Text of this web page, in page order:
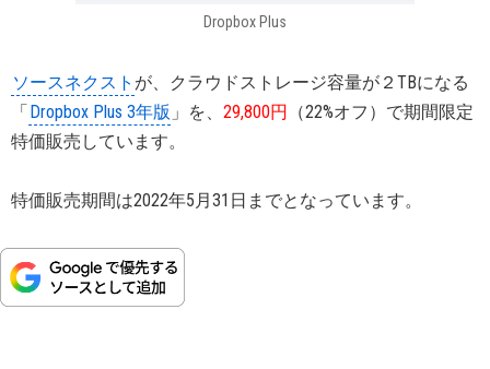
Dropbox Plus
ソースネクスト が、クラウドストレージ容量が２TBになる
「Dropbox Plus 3年版 」を、 29,800円 （22%オフ）で期間限定
特価販売しています。
特価販売期間は2022年5月31日までとなっています。